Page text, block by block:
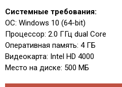
Системные требования:
ОС: Windows 10 (64-bit)
Процессор: 2.0 ГГц dual Core
Оперативная память: 4 ГБ
Видеокарта: Intel HD 4000
Место на диске: 500 МБ